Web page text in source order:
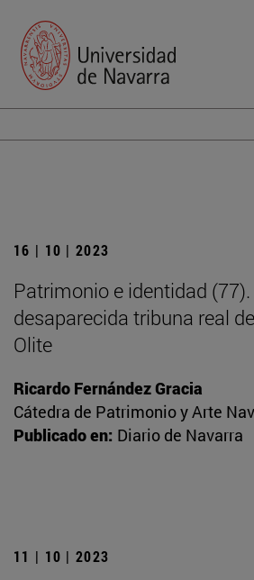
16 | 10 | 2023
Patrimonio e identidad
desaparecida tribuna real
Olite
Ricardo Fernández Gracia
Cátedra de Patrimonio y Arte
Publicado en: Diario de Navarra
11 | 10 | 2023